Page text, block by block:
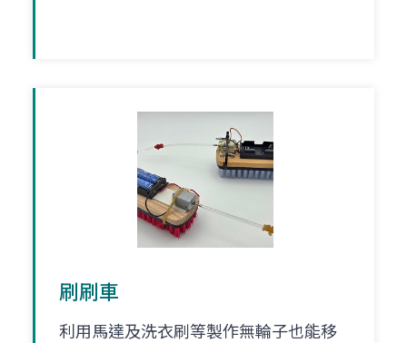
刷刷車
利用馬達及洗衣刷等製作無輪子也能移